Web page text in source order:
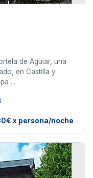
de Aguiar, una
en Castilla y
...
x persona/noche